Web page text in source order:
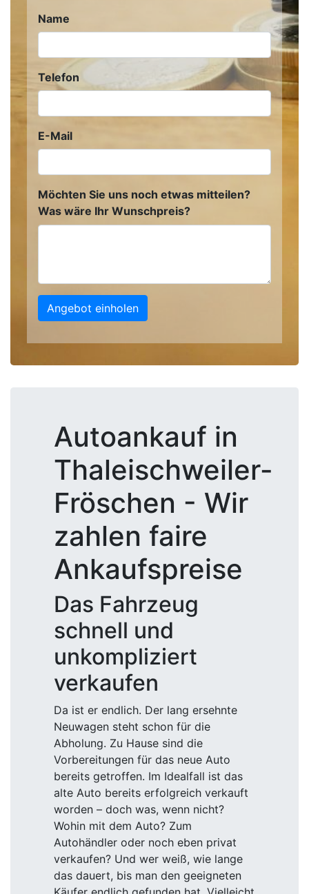
Name
Telefon
E-Mail
Möchten Sie uns noch etwas mitteilen?
Was wäre Ihr Wunschpreis?
Angebot einholen
Autoankauf in
Thaleischweiler-
Fröschen - Wir
zahlen faire
Ankaufspreise
Das Fahrzeug
schnell und
unkompliziert
verkaufen
Da ist er endlich. Der lang ersehnte
Neuwagen steht schon für die
Abholung. Zu Hause sind die
Vorbereitungen für das neue Auto
bereits getroffen. Im Idealfall ist das
alte Auto bereits erfolgreich verkauft
worden – doch was, wenn nicht?
Wohin mit dem Auto? Zum
Autohändler oder noch eben privat
verkaufen? Und wer weiß, wie lange
das dauert, bis man den geeigneten